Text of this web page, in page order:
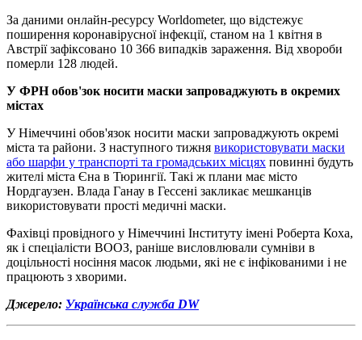
За даними онлайн-ресурсу Worldometer, що відстежує
поширення коронавірусної інфекції, станом на 1 квітня в
Австрії зафіксовано 10 366 випадків зараження. Від хвороби
померли 128 людей.
У ФРН обов'зок носити маски запроваджують в окремих
містах
У Німеччині обов'язок носити маски запроваджують окремі
міста та райони. З наступного тижня використовувати маски
або шарфи у транспорті та громадських місцях повинні будуть
жителі міста Єна в Тюрингії. Такі ж плани має місто
Нордгаузен. Влада Ганау в Гессені закликає мешканців
використовувати прості медичні маски.
Фахівці провідного у Німеччині Інституту імені Роберта Коха,
як і спеціалісти ВООЗ, раніше висловлювали сумніви в
доцільності носіння масок людьми, які не є інфікованими і не
працюють з хворими.
Джерело: Українська служба DW